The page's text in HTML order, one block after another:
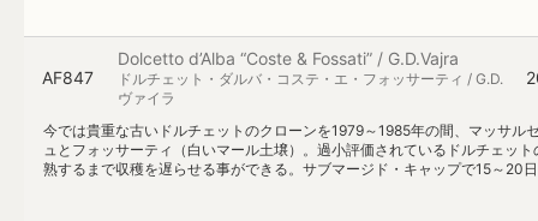
AF847
Dolcetto d’Alba “Coste & Fossati” / G.D.Vajra
ドルチェット・ダルバ・コステ・エ・フォッサーティ / G.D.
ヴァイラ
今では貴重な古いドルチェットのクローンを1979～1985年の間、マッサ
ュとフォッサーティ（白いマール土壌）。過小評価されているドルチェッ
熟するまで収穫を遅らせる事ができる。サブマージド・キャップで15～20